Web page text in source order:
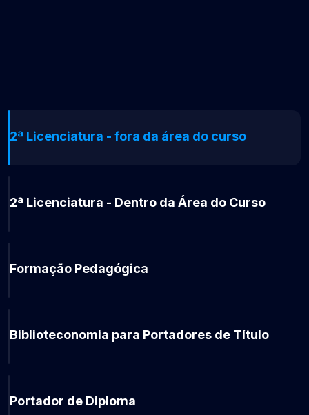
2ª Licenciatura - fora da área do curso
2ª Licenciatura - Dentro da Área do Curso
Formação Pedagógica
Biblioteconomia para Portadores de Título
Portador de Diploma